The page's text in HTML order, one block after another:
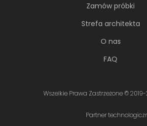
Zamów próbki
Strefa architekta
O nas
FAQ
Wszelkie Prawa Zastrzeżone ©
Partner